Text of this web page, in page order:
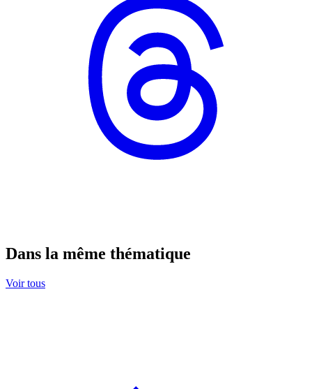
Dans la même thématique
Voir tous